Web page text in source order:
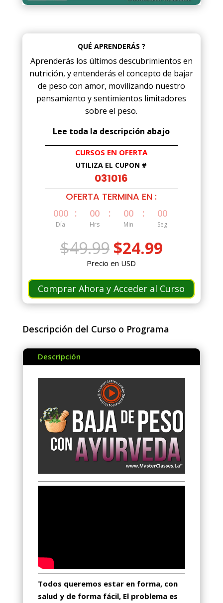
QUÉ APRENDERÁS ?
Aprenderás los últimos descubrimientos en
nutrición, y entenderás el concepto de bajar
de peso con amor, movilizando nuestro
pensamiento y sentimientos limitadores
sobre el peso.
Lee toda la descripción abajo
CURSOS EN OFERTA
UTILIZA EL CUPÓN #
031016
OFERTA TERMINA EN :
000
Día
: 00
Hrs
: 00
Min
: 00
Seg
$49.99 El
precio
original
era:
$49.99.
$24.99El
es:
$24.99.
Precio en USD
Comprar Ahora y Acceder al Curso
Descripción del Curso o Programa
Descripción
Todos queremos estar en forma, con
salud y de forma fácil, El problema es